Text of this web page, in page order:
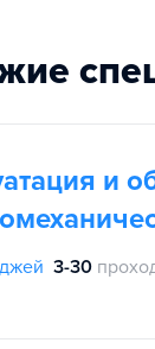
и
3-30